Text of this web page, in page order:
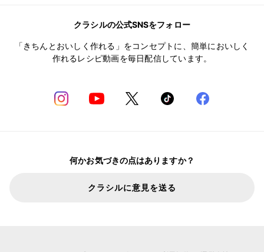
クラシルの公式SNSをフォロー
「きちんとおいしく作れる」をコンセプトに、簡単においしく
作れるレシピ動画を毎日配信しています。
何かお気づきの点はありますか？
クラシルに意見を送る